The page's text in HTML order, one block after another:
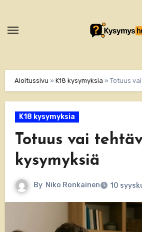
content
Aloitussivu » K18 kysymyksia » Totuus
K18 kysymyksia
Totuus vai
kysymyksiä
By Niko Ronkainen 10